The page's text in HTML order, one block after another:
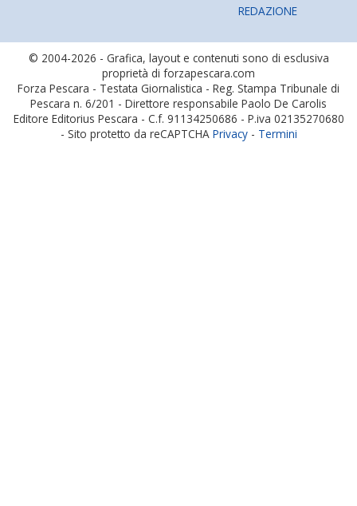
REDAZIONE
© 2004-2026 - Grafica, layout e contenuti sono di esclusiva
proprietà di forzapescara.com
Forza Pescara - Testata Giornalistica - Reg. Stampa Tribunale di
Pescara n. 6/201 - Direttore responsabile Paolo De Carolis
Editore Editorius Pescara - C.f. 91134250686 - P.iva 02135270680
- Sito protetto da reCAPTCHA Privacy- Termini